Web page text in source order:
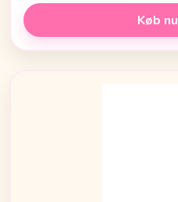
Køb nu